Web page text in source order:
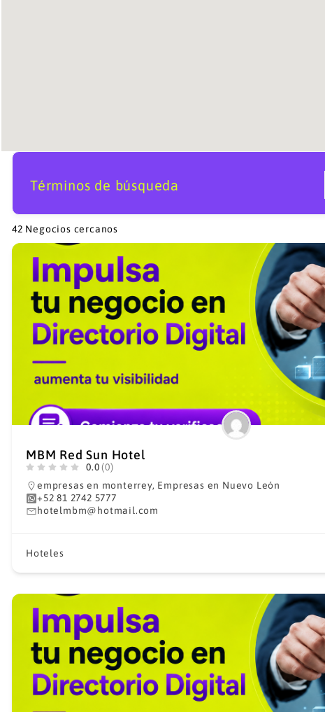
Términos de búsqueda
42 Negocios cercanos
MBM Red Sun Hotel
0.0 (0)
empresas en monterrey, Empresas en Nuevo León
+52 81 2742 5777
hotelmbm@hotmail.com
Hoteles